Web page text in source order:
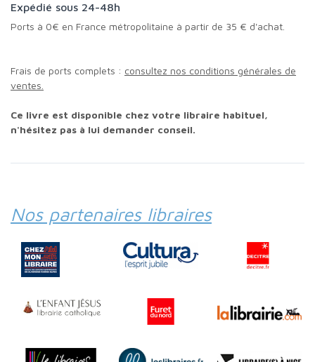
Expédié sous 24-48h
Ports à 0€ en France métropolitaine à partir de 35 € d'achat.
Frais de ports complets : consultez nos conditions générales de
ventes.
Ce livre est disponible chez votre libraire habituel,
n'hésitez pas à lui demander conseil.
Nos partenaires libraires